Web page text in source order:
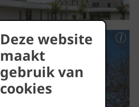
Deze website
maakt
gebruik van
cookies